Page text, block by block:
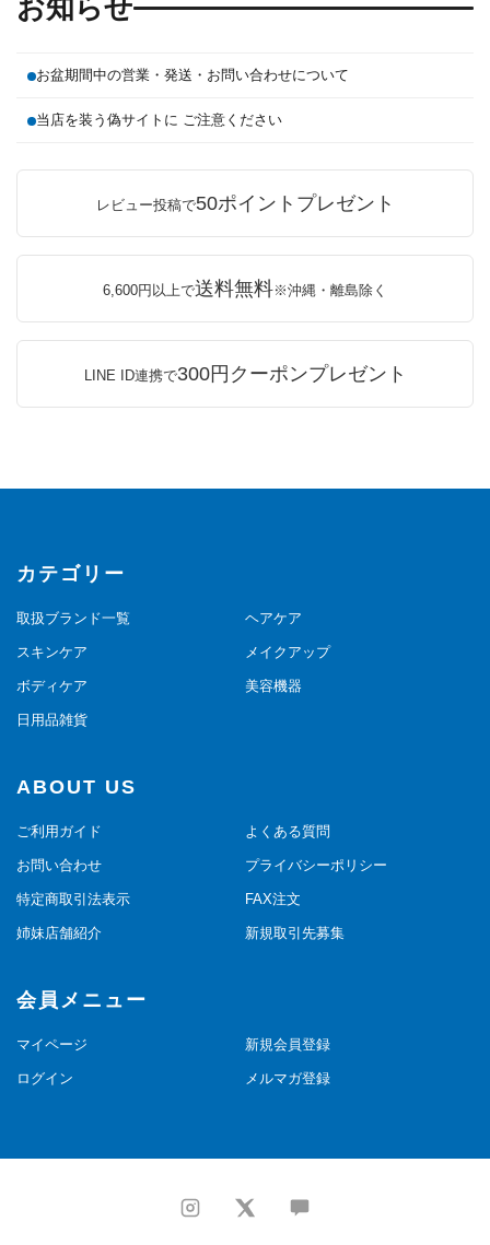
お知らせ
お盆期間中の営業・発送・お問い合わせについて
当店を装う偽サイトに ご注意ください
レビュー投稿で50ポイントプレゼント
6,600円以上で送料無料※沖縄・離島除く
LINE ID連携で300円クーポンプレゼント
カテゴリー
取扱ブランド一覧 ヘアケア
スキンケア メイクアップ
ボディケア 美容機器
日用品雑貨
ABOUT US
ご利用ガイド よくある質問
お問い合わせ プライバシーポリシー
特定商取引法表示 FAX注文
姉妹店舗紹介 新規取引先募集
会員メニュー
マイページ 新規会員登録
ログイン メルマガ登録